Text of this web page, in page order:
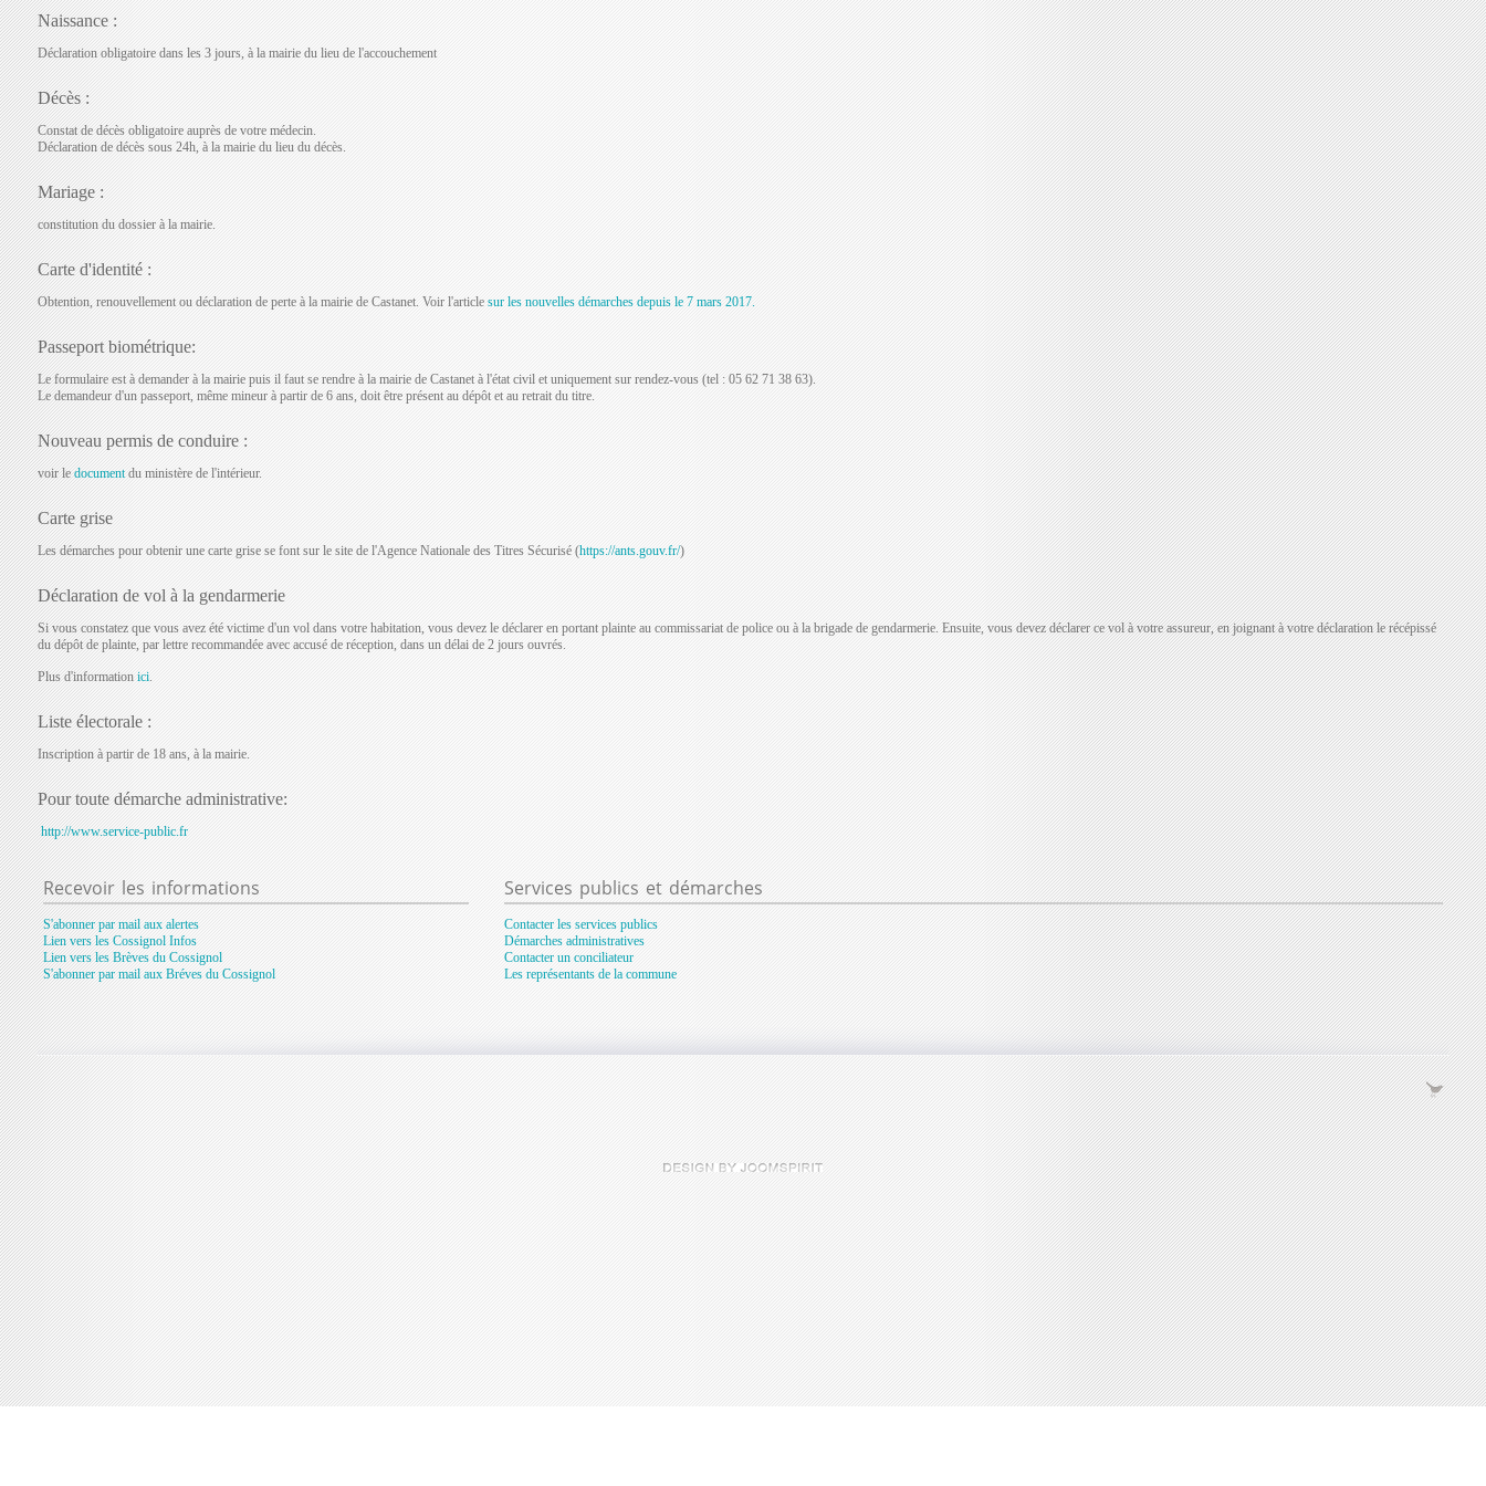
Naissance :
Déclaration obligatoire dans les 3 jours, à la mairie du lieu de l'accouchement
Décès :
Constat de décès obligatoire auprès de votre médecin.
Déclaration de décès sous 24h, à la mairie du lieu du décès.
Mariage :
constitution du dossier à la mairie.
Carte d'identité :
Obtention, renouvellement ou déclaration de perte à la mairie de Castanet. Voir l'article sur les nouvelles démarches depuis le 7 mars 2017.
Passeport biométrique:
Le formulaire est à demander à la mairie puis il faut se rendre à la mairie de Castanet à l'état civil et uniquement sur rendez-vous (tel : 05 62 71 38 63).
Le demandeur d'un passeport, même mineur à partir de 6 ans, doit être présent au dépôt et au retrait du titre.
Nouveau permis de conduire :
voir ledocument du ministère de l'intérieur.
Carte grise
Les démarches pour obtenir une carte grise se font sur le site de l'Agence Nationale des Titres Sécurisé (https://ants.gouv.fr/)
Déclaration de vol à la gendarmerie
Si vous constatez que vous avez été victime d'un vol dans votre habitation, vous devez le déclarer en portant plainte au commissariat de police ou à la brigade de gendarmerie. Ensuite, vous devez déclarer ce vol à votre assureur, en joignant à votre déclaration le récépissé
du dépôt de plainte, par lettre recommandée avec accusé de réception, dans un délai de 2 jours ouvrés.
Plus d'information ici.
Liste électorale :
Inscription à partir de 18 ans, à la mairie.
Pour toute démarche administrative:
http://www.service-public.fr
Recevoirles informations
S'abonner par mail aux alertes
Lien vers les Cossignol Infos
Lien vers les Brèves du Cossignol
S'abonner par mail aux Bréves du Cossignol
Services publics et démarches
Contacter les services publics
Démarches administratives
Contacter un conciliateur
Les représentants de la commune